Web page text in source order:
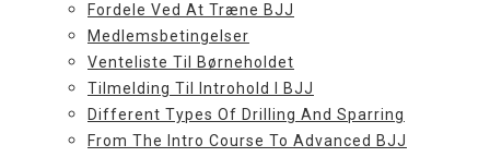
Fordele Ved At Træne BJJ
Medlemsbetingelser
Venteliste Til Børneholdet
Tilmelding Til Introhold I BJJ
Different Types Of Drilling And Sparring
From The Intro Course To Advanced BJJ